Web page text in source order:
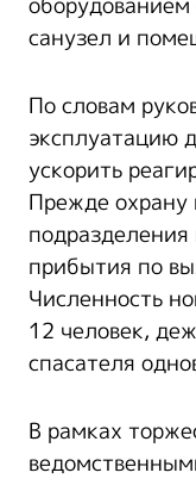
оборудованием
санузел и
По словам
эксплуатацию
ускорить
Прежде охрану
прибытия по
Численность
12 человек,
спасателя
В рамках